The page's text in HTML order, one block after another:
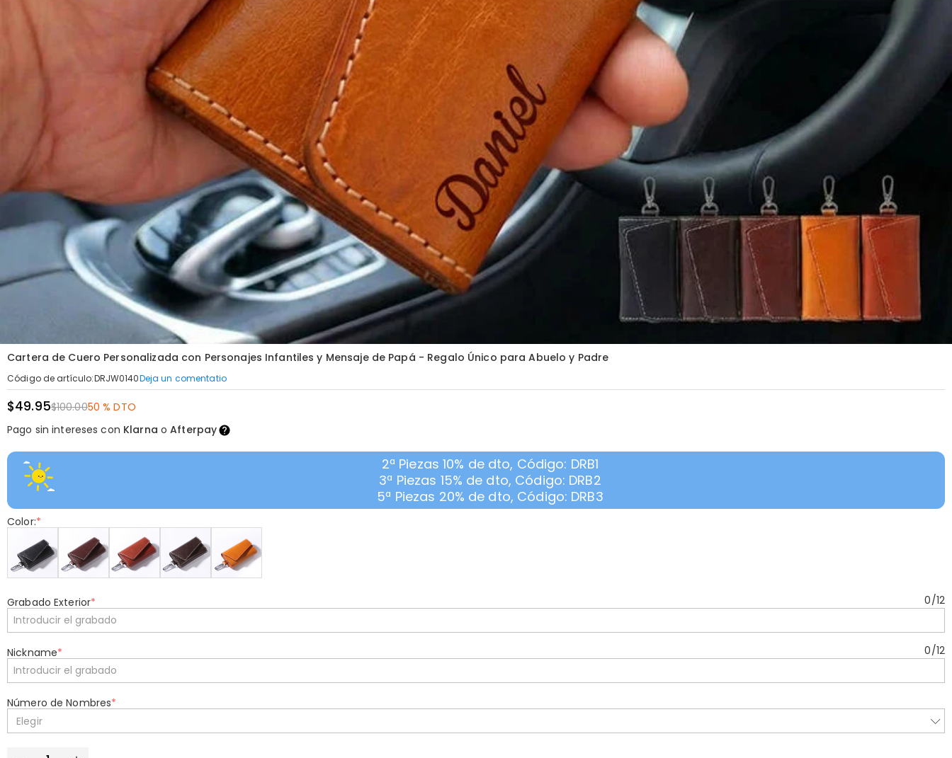
Cartera de Cuero Personalizada con Personajes Infantiles y Mensaje de Papá - Regalo Único para Abuelo y Padre
Código de artículo:DRJW0140Deja un comentatio
$49.95$100.0050 % DTO
Pago sin intereses con Klarna oAfterpay
2ª Piezas 10% de dto, Código: DRB1
3ª Piezas 15% de dto, Código: DRB2
5ª Piezas 20% de dto, Código: DRB3
Color:*
Grabado Exterior* 0/12
Nickname* 0/12
Número de Nombres*
Elegir